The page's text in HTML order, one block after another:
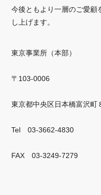
今後ともより一層のご愛顧
し上げます。
東京事業所（本部）
〒103-0006
東京都中央区日本橋富沢
Tel 03-3662-4830
FAX 03-3249-7279